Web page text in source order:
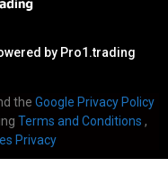
by Pro1.trading
the Google Privacy Policy
Terms and Conditions ,
Privacy